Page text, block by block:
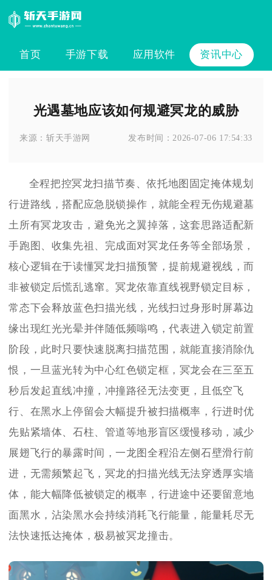
首页 手游下载 应用软件 资讯中心
光遇墓地应该如何规避冥龙的威胁
来源：斩天手游网 发布时间： 2026-07-06 17:54:33
全程把控冥龙扫描节奏、依托地图固定掩体规划
行进路线，搭配应急脱锁操作，就能全程无伤规避墓
土所有冥龙攻击，避免光之翼掉落，这套思路适配新
手跑图、收集先祖、完成面对冥龙任务等全部场景，
核心逻辑在于读懂冥龙扫描预警，提前规避视线，而
非被锁定后慌乱逃窜。冥龙依靠直线视野锁定目标，
常态下会释放蓝色扫描光线，光线扫过身形时屏幕边
缘出现红光光晕并伴随低频嗡鸣，代表进入锁定前置
阶段，此时只要快速脱离扫描范围，就能直接消除仇
恨，一旦蓝光转为中心红色锁定框，冥龙会在三至五
秒后发起直线冲撞，冲撞路径无法变更，且低空飞
行、在黑水上停留会大幅提升被扫描概率，行进时优
先贴紧墙体、石柱、管道等地形盲区缓慢移动，减少
展翅飞行的暴露时间，一龙图全程沿左侧石壁滑行前
进，无需频繁起飞，冥龙的扫描光线无法穿透厚实墙
体，能大幅降低被锁定的概率，行进途中还要留意地
面黑水，沾染黑水会持续消耗飞行能量，能量耗尽无
法快速抵达掩体，极易被冥龙撞击。